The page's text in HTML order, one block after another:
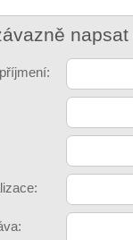
napsat